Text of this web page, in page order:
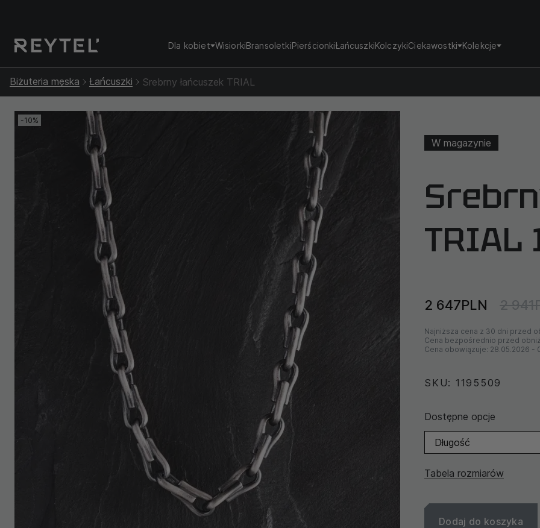
Dla kobiet WisiorkiBransoletkiPierścionkiŁańcuszkiKolczykiCiekawostki Kolekcje
Biżuteria męska Łańcuszki Srebrny łańcuszek TRIAL
-10%
W magazynie
TRIAL
2 647PLN 2
Najniższa cena z 30 dni przed
Cena bezpośrednio przed
Cena obowiązuje: 28.05.2026 -
SKU: 1195509
Dostępne opcje
Długość
Tabela rozmiarów
Dodaj do koszyka